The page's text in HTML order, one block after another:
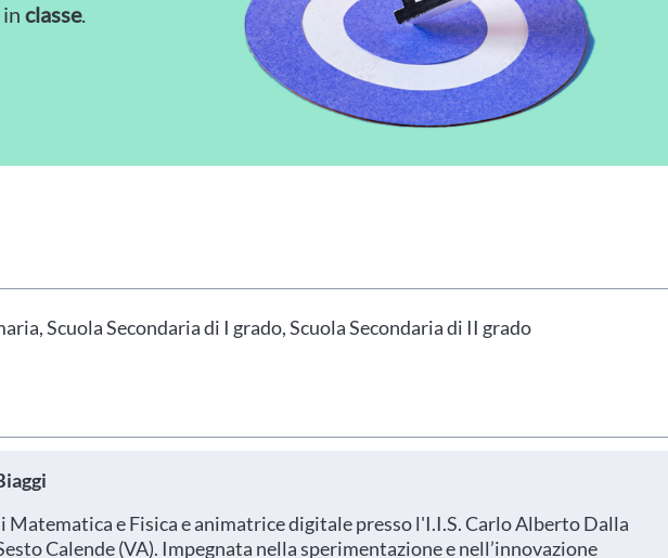
in classe.
il grado scolastico che hai indicato nel tuo profilo personale
Scuola Secondaria di I grado, Scuola Secondaria di II grado
Matematica e Fisica e animatrice digitale presso l'I.I.S. Carlo Alberto Dalla
Calende (VA). Impegnata nella sperimentazione e nell’innovazione